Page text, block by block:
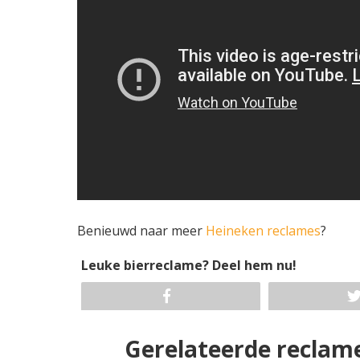
Benieuwd naar meer Heineken reclames?
Leuke bierreclame? Deel hem nu!
Gerelateerde